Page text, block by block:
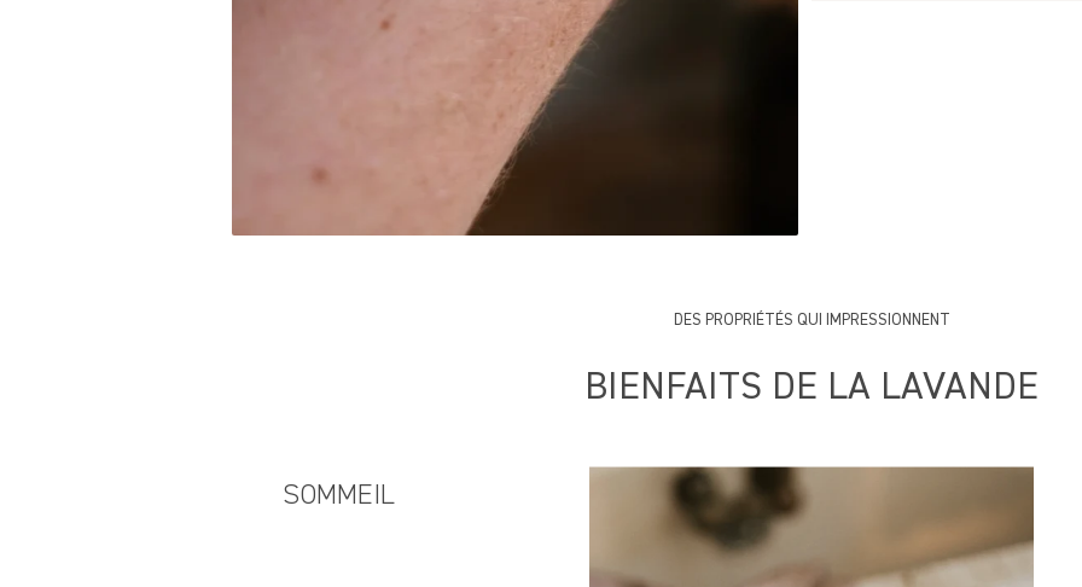
DES PROPRIÉTÉS QUI IMPRESSIONNENT
BIENFAITS DE LA LAVANDE
SOMMEIL